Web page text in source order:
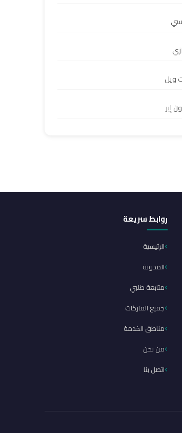
ويل
إير
روابط سريعة
الرئيسية
المدونة
متابعة طلبي
جميع الماركات
مناطق الخدمة
من نحن
اتصل بنا